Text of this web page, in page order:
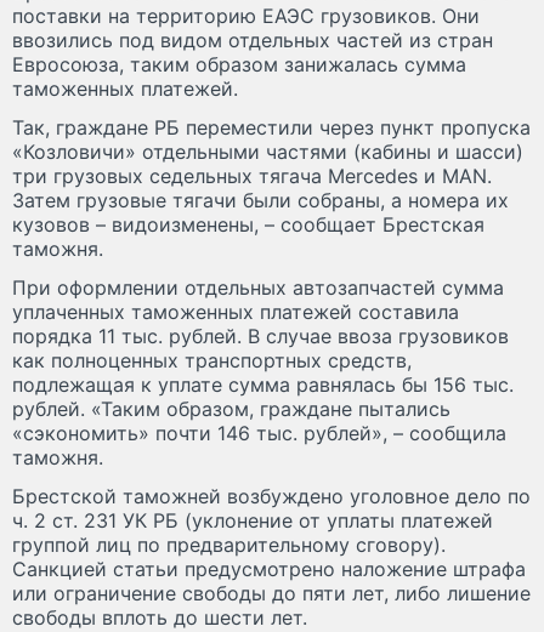
поставки на территорию ЕАЭС грузовиков. Они
ввозились под видом отдельных частей из стран
Евросоюза, таким образом занижалась сумма
таможенных платежей.
Так, граждане РБ переместили через пункт пропуска
«Козловичи» отдельными частями (кабины и шасси)
три грузовых седельных тягача Mercedes и MAN.
Затем грузовые тягачи были собраны, а номера их
кузовов – видоизменены, – сообщает Брестская
таможня.
При оформлении отдельных автозапчастей сумма
уплаченных таможенных платежей составила
порядка 11 тыс. рублей. В случае ввоза грузовиков
как полноценных транспортных средств,
подлежащая к уплате сумма равнялась бы 156 тыс.
рублей. «Таким образом, граждане пытались
«сэкономить» почти 146 тыс. рублей», – сообщила
таможня.
Брестской таможней возбуждено уголовное дело по
ч. 2 ст. 231 УК РБ (уклонение от уплаты платежей
группой лиц по предварительному сговору).
Санкцией статьи предусмотрено наложение штрафа
или ограничение свободы до пяти лет, либо лишение
свободы вплоть до шести лет.